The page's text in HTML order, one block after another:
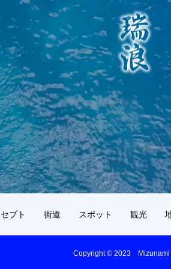
プト 街道 スポット 観光
Copyright © 2023 Mizunami